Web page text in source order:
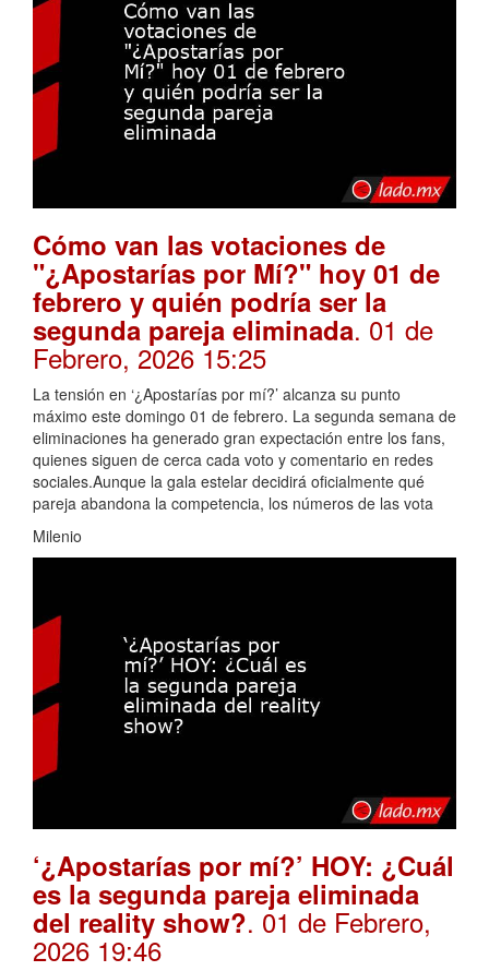
Cómo van las votaciones de
"¿Apostarías por Mí?" hoy 01 de
febrero y quién podría ser la
segunda pareja eliminada. 01 de
Febrero, 2026 15:25
La tensión en ‘¿Apostarías por mí?’ alcanza su punto
máximo este domingo 01 de febrero. La segunda semana de
eliminaciones ha generado gran expectación entre los fans,
quienes siguen de cerca cada voto y comentario en redes
sociales.Aunque la gala estelar decidirá oficialmente qué
pareja abandona la competencia, los números de las vota
Milenio
‘¿Apostarías por mí?’ HOY: ¿Cuál
es la segunda pareja eliminada
del reality show?. 01 de Febrero,
2026 19:46